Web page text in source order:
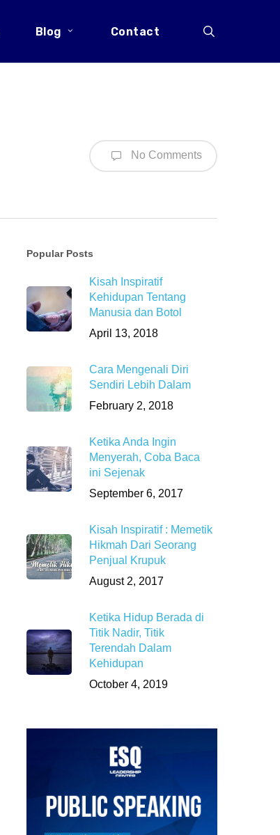
Blog Contact
No Comments
Popular Posts
Kisah Inspiratif
Kehidupan Tentang
Manusia dan Botol
April 13, 2018
Cara Mengenali Diri
Sendiri Lebih Dalam
February 2, 2018
Ketika Anda Ingin
Menyerah, Coba Baca
ini Sejenak
September 6, 2017
Kisah Inspiratif : Memetik
Hikmah Dari Seorang
Penjual Krupuk
August 2, 2017
Ketika Hidup Berada di
Titik Nadir, Titik
Terendah Dalam
Kehidupan
October 4, 2019